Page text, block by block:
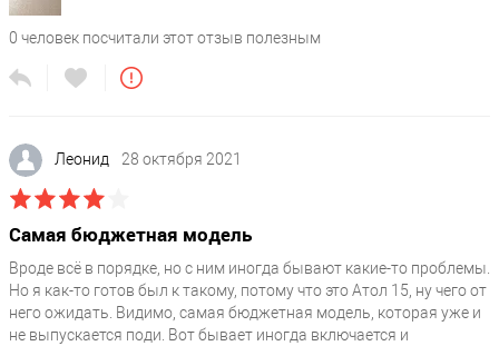
без ФН
Да
/upload/medialibrary/792/uk61edrx69xqd8wz4ajpdcmb65jkg02f/
Отображать на странице Автоматизация Бизнеса под Ключ
N
Снят с производства
Да
Производитель
АТОЛ
0 человек посчитали этот отзыв полезным
Леонид 28 октября 2021
Самая бюджетная модель
Вроде всё в порядке, но с ним иногда бывают какие-то проблемы.
Но я как-то готов был к такому, потому что это Атол 15, ну чего от
него ожидать. Видимо, самая бюджетная модель, которая уже и
не выпускается поди. Вот бывает иногда включается и